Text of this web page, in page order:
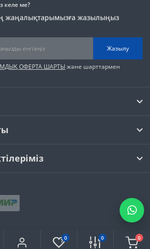
0 0 0
келе ме?
жаңалықтарымызға жазылыңыз
Жазылу
ОФЕРТА ШАРТЫ және шарттармен